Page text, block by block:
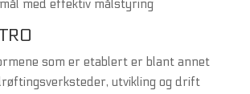
med effektiv målstyring
som er etablert er blant annet
utvikling og drift